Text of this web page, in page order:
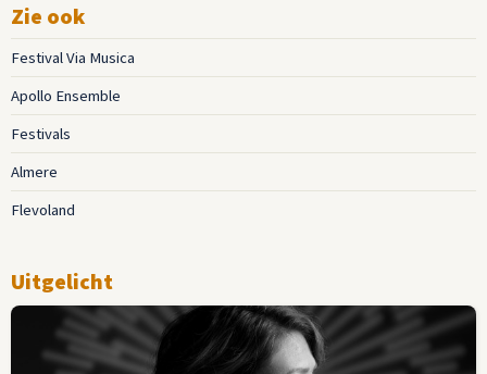
Zie ook
Festival Via Musica
Apollo Ensemble
Festivals
Almere
Flevoland
Uitgelicht